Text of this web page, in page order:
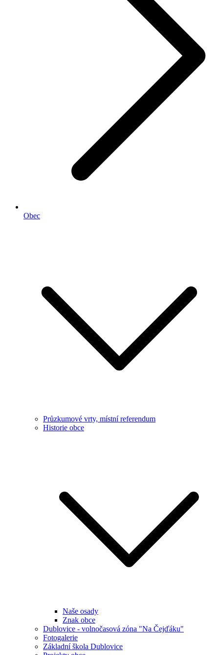
Obec
Průzkumové vrty, místní referendum
Historie obce
Naše osady
Znak obce
Dublovice - volnočasová zóna "Na Čejďáku"
Fotogalerie
Základní škola Dublovice